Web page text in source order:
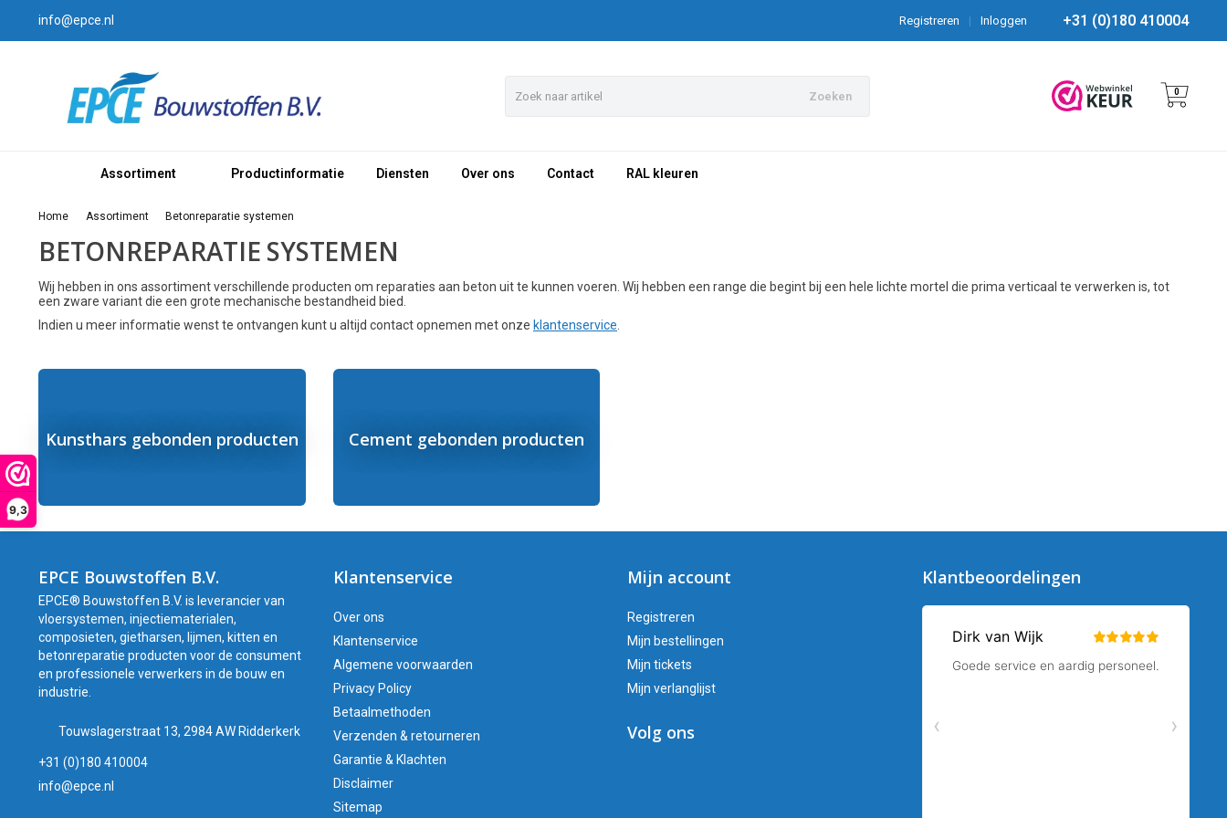
9,3
info@epce.nl +31 (0)180 410004
Inloggen
|
Registreren
Zoeken 0
Assortiment Productinformatie Diensten Over ons Contact RAL kleuren
Home Assortiment Betonreparatie systemen
BETONREPARATIE SYSTEMEN
Wij hebben in ons assortiment verschillende producten om reparaties aan beton uit te kunnen voeren. Wij hebben een range die begint bij een hele lichte mortel die prima verticaal te verwerken is, tot
een zware variant die een grote mechanische bestandheid bied.
Indien u meer informatie wenst te ontvangen kunt u altijd contact opnemen met onze klantenservice
Kunsthars gebonden producten Cement gebonden producten
EPCE Bouwstoffen B.V.
EPCE® Bouwstoffen B.V. is leverancier van
vloersystemen, injectiematerialen,
composieten, gietharsen, lijmen, kitten en
betonreparatie producten voor de consument
en professionele verwerkers in de bouw en
industrie.
Touwslagerstraat 13, 2984 AW Ridderkerk
+31 (0)180 410004
info@epce.nl
Klantenservice
Over ons
Klantenservice
Algemene voorwaarden
Privacy Policy
Betaalmethoden
Verzenden & retourneren
Garantie & Klachten
Disclaimer
Sitemap
Mijn account
Registreren
Mijn bestellingen
Mijn tickets
Mijn verlanglijst
Volg ons
Klantbeoordelingen